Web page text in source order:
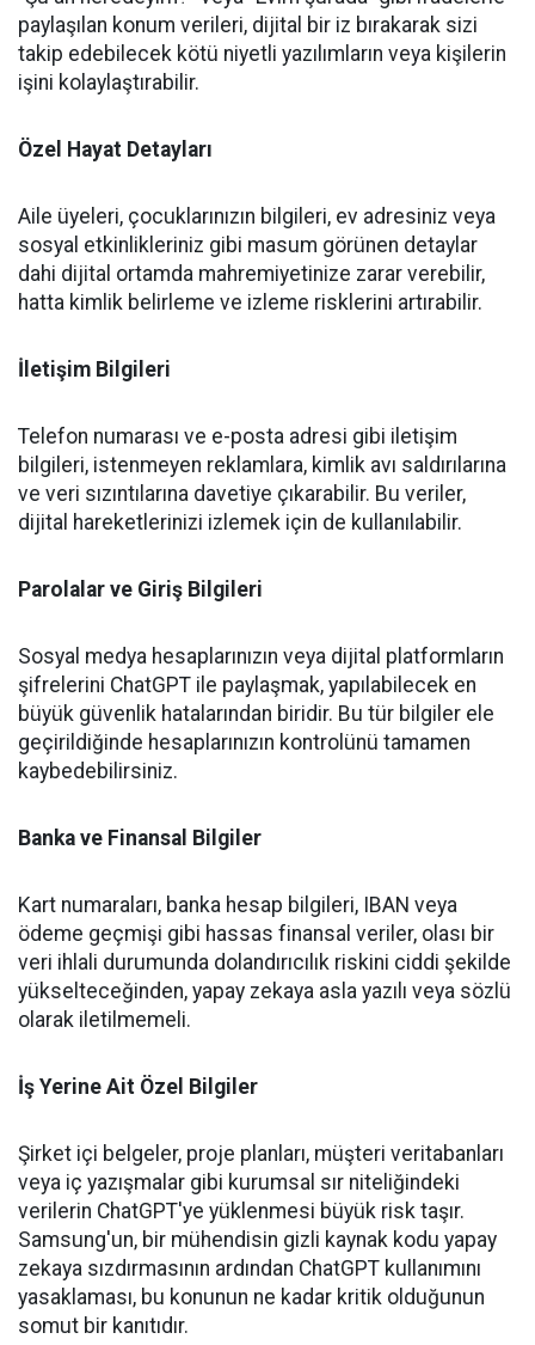
paylaşılan konum verileri, dijital bir iz bırakarak sizi
takip edebilecek kötü niyetli yazılımların veya kişilerin
işini kolaylaştırabilir.
Özel Hayat Detayları
Aile üyeleri, çocuklarınızın bilgileri, ev adresiniz veya
sosyal etkinlikleriniz gibi masum görünen detaylar
dahi dijital ortamda mahremiyetinize zarar verebilir,
hatta kimlik belirleme ve izleme risklerini artırabilir.
İletişim Bilgileri
Telefon numarası ve e-posta adresi gibi iletişim
bilgileri, istenmeyen reklamlara, kimlik avı saldırılarına
ve veri sızıntılarına davetiye çıkarabilir. Bu veriler,
dijital hareketlerinizi izlemek için de kullanılabilir.
Parolalar ve Giriş Bilgileri
Sosyal medya hesaplarınızın veya dijital platformların
şifrelerini ChatGPT ile paylaşmak, yapılabilecek en
büyük güvenlik hatalarından biridir. Bu tür bilgiler ele
geçirildiğinde hesaplarınızın kontrolünü tamamen
kaybedebilirsiniz.
Banka ve Finansal Bilgiler
Kart numaraları, banka hesap bilgileri, IBAN veya
ödeme geçmişi gibi hassas finansal veriler, olası bir
veri ihlali durumunda dolandırıcılık riskini ciddi şekilde
yükselteceğinden, yapay zekaya asla yazılı veya sözlü
olarak iletilmemeli.
İş Yerine Ait Özel Bilgiler
Şirket içi belgeler, proje planları, müşteri veritabanları
veya iç yazışmalar gibi kurumsal sır niteliğindeki
verilerin ChatGPT'ye yüklenmesi büyük risk taşır.
Samsung'un, bir mühendisin gizli kaynak kodu yapay
zekaya sızdırmasının ardından ChatGPT kullanımını
yasaklaması, bu konunun ne kadar kritik olduğunun
somut bir kanıtıdır.